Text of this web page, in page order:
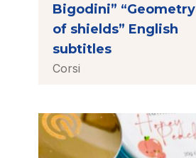
Bigodini” “Geometry
of shields” English
subtitles
Corsi